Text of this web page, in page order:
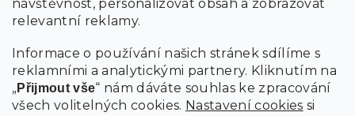
návštěvnost, personalizovat obsah a zobrazovat
relevantní reklamy.
Informace o používání našich stránek sdílíme s
reklamními a analytickými partnery. Kliknutím na
„Přijmout vše“ nám dáváte souhlas ke zpracování
všech volitelných cookies. Nastavení cookies si